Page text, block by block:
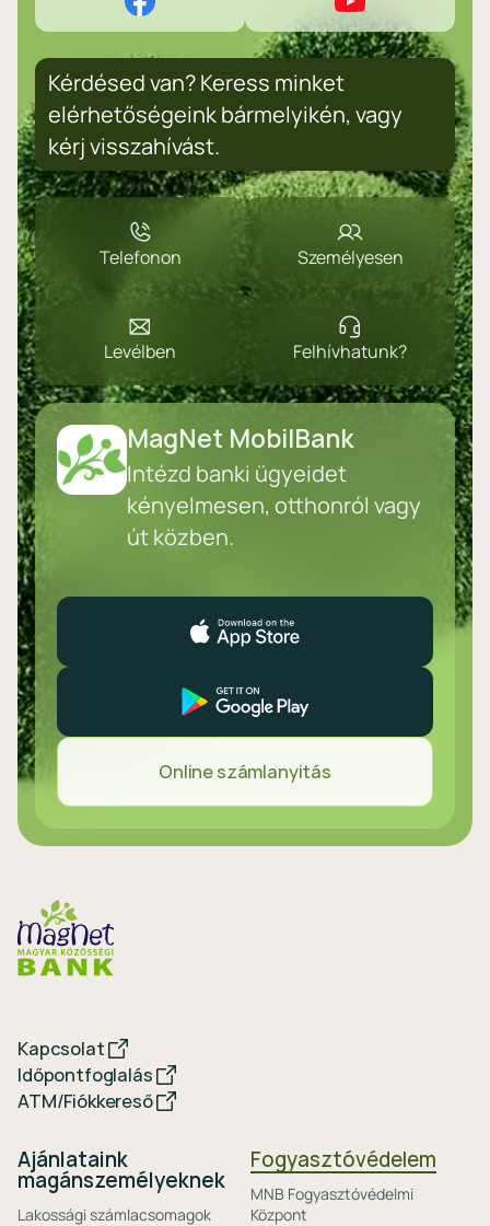
Kérdésed van? Keress minket
elérhetőségeink bármelyikén, vagy
kérj visszahívást.
Telefonon Személyesen
Levélben Felhívhatunk?
MagNet MobilBank
Intézd banki ügyeidet
kényelmesen, otthonról vagy
út közben.
Online számlanyitás
Kapcsolat
Időpontfoglalás
ATM/Fiókkereső
Ajánlataink
magánszemélyeknek
Lakossági számlacsomagok
Fogyasztóvédelem
MNB Fogyasztóvédelmi
Központ